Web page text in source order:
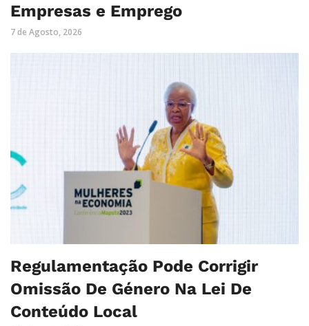
Empresas e Emprego
7 de Agosto, 2026
Regulamentação Pode Corrigir
Omissão De Género Na Lei De
Conteúdo Local